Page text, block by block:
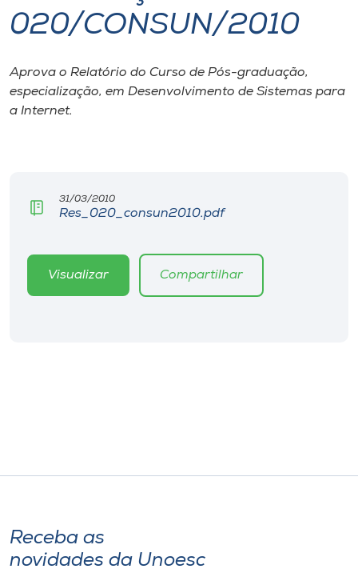
I.nova
Diplomados
Editora
020/CONSUN/2010
Aprova o Relatório do Curso de Pós-graduação,
especialização, em Desenvolvimento de Sistemas para
a Internet.
31/03/2010
Res_020_consun2010.pdf
Visualizar Compartilhar
Receba as
novidades da Unoesc